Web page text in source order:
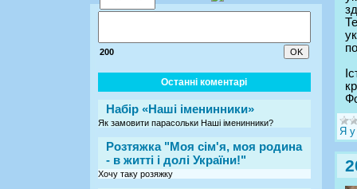
200
Останні коментарі
Набір «Наші іменинники»
Як замовити парасольки Наші іменинники?
Розтяжка "Моя сім'я, моя родина
- в житті і долі України!"
Хочу таку розяжку
Я у